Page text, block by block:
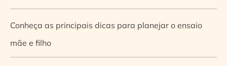
Conheça as principais dicas para planejar o ensaio
mãe e filho